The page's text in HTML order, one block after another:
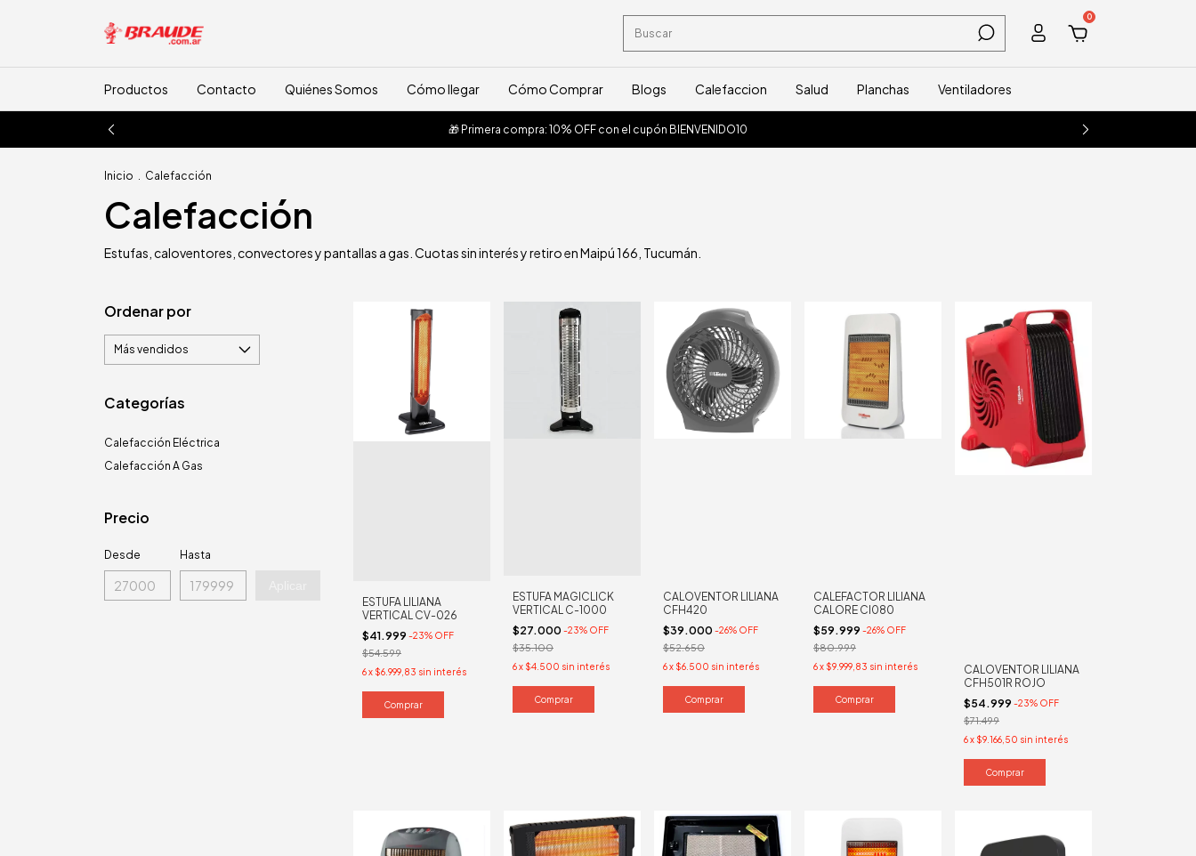
0
Productos Contacto Quiénes Somos Cómo llegar Cómo Comprar Blogs Calefaccion Salud Planchas Ventiladores
🎁 Primera compra: 10% OFF con el cupón BIENVENIDO10
Inicio Calefacción
Calefacción
Estufas, caloventores, convectores y pantallas a gas. Cuotas sin interés y retiro en Maipú 166, Tucumán.
Ordenar por
Categorías
Calefacción Eléctrica
Calefacción A Gas
Precio
Desde Hasta
ESTUFA LILIANA
VERTICAL CV-026
$41.999 -23% OFF
$54.599
6x $6.999,83 sin interés
ESTUFA MAGICLICK
VERTICAL C-1000
$27.000 -23% OFF
$35.100
6x $4.500 sin interés
CALOVENTOR LILIANA
CFH420
$39.000 -26% OFF
$52.650
6x $6.500 sin interés
CALEFACTOR LILIANA
CALORE CI080
$59.999 -26% OFF
$80.999
6x $9.999,83 sin interés
CALOVENTOR LILIANA
CFH501R ROJO
$54.999 -23% OFF
$71.499
6x $9.166,50 sin interés